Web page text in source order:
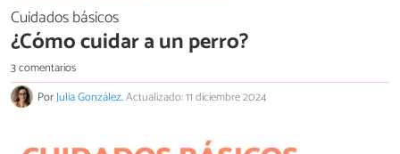
Cuidados básicos
¿Cómo cuidar a un perro?
3 comentarios
PorJulia González.Actualizado: 11 diciembre 2024